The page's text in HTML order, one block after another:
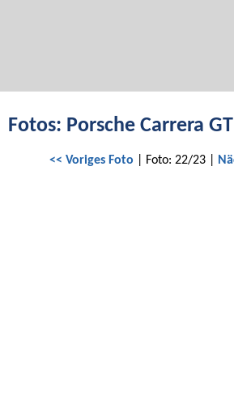
Fotos: Porsche Carrera GT
<< Voriges Foto | Foto: 22/23 |